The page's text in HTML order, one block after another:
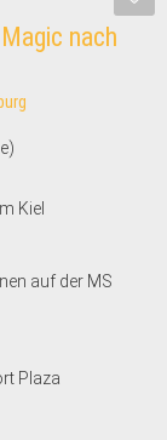
nach
Kiel
auf der MS
Plaza